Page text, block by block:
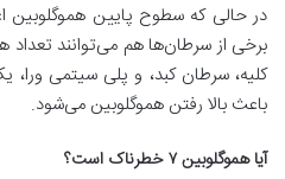
در حالی که سطوح پایین
برخی از سرطان‌ها هم می‌توانند تعداد
کلیه، سرطان کبد، و پلی سیتمی
باعث بالا رفتن هموگلوبین می‌شود.
آیا هموگلوبین ۷ خطرناک است؟